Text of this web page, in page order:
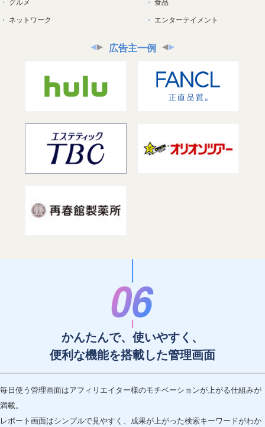
グルメ
ネットワーク
食品
エンターテイメント
広告主一例
かんたんで、使いやすく、
便利な機能を搭載した管理画面
毎日使う管理画面はアフィリエイター様のモチベーションが上がる仕組みが
満載。
レポート画面はシンプルで見やすく、成果が上がった検索キーワードがわか